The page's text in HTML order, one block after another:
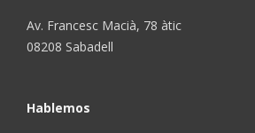
Av. Francesc Macià, 78 àtic
08208 Sabadell
Hablemos